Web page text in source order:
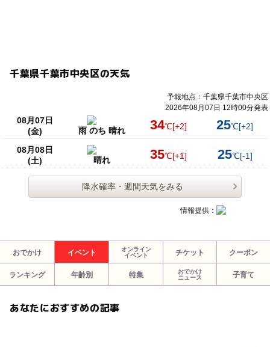
千葉県千葉市中央区の天気
予報地点：千葉県千葉市中央区
2026年08月07日 12時00分発表
08月07日
(金)
雨 のち 晴れ 34℃[+2] 25℃[+2]
08月08日
(土)
晴れ 35℃[+1] 25℃[-1]
降水確率・週間天気をみる
情報提供：
おでかけ イベント
オンライン
イベント
チケット クーポン
ランキング 年齢別 特集
おでかけ
ニュース
子育て
あなたにおすすめの記事